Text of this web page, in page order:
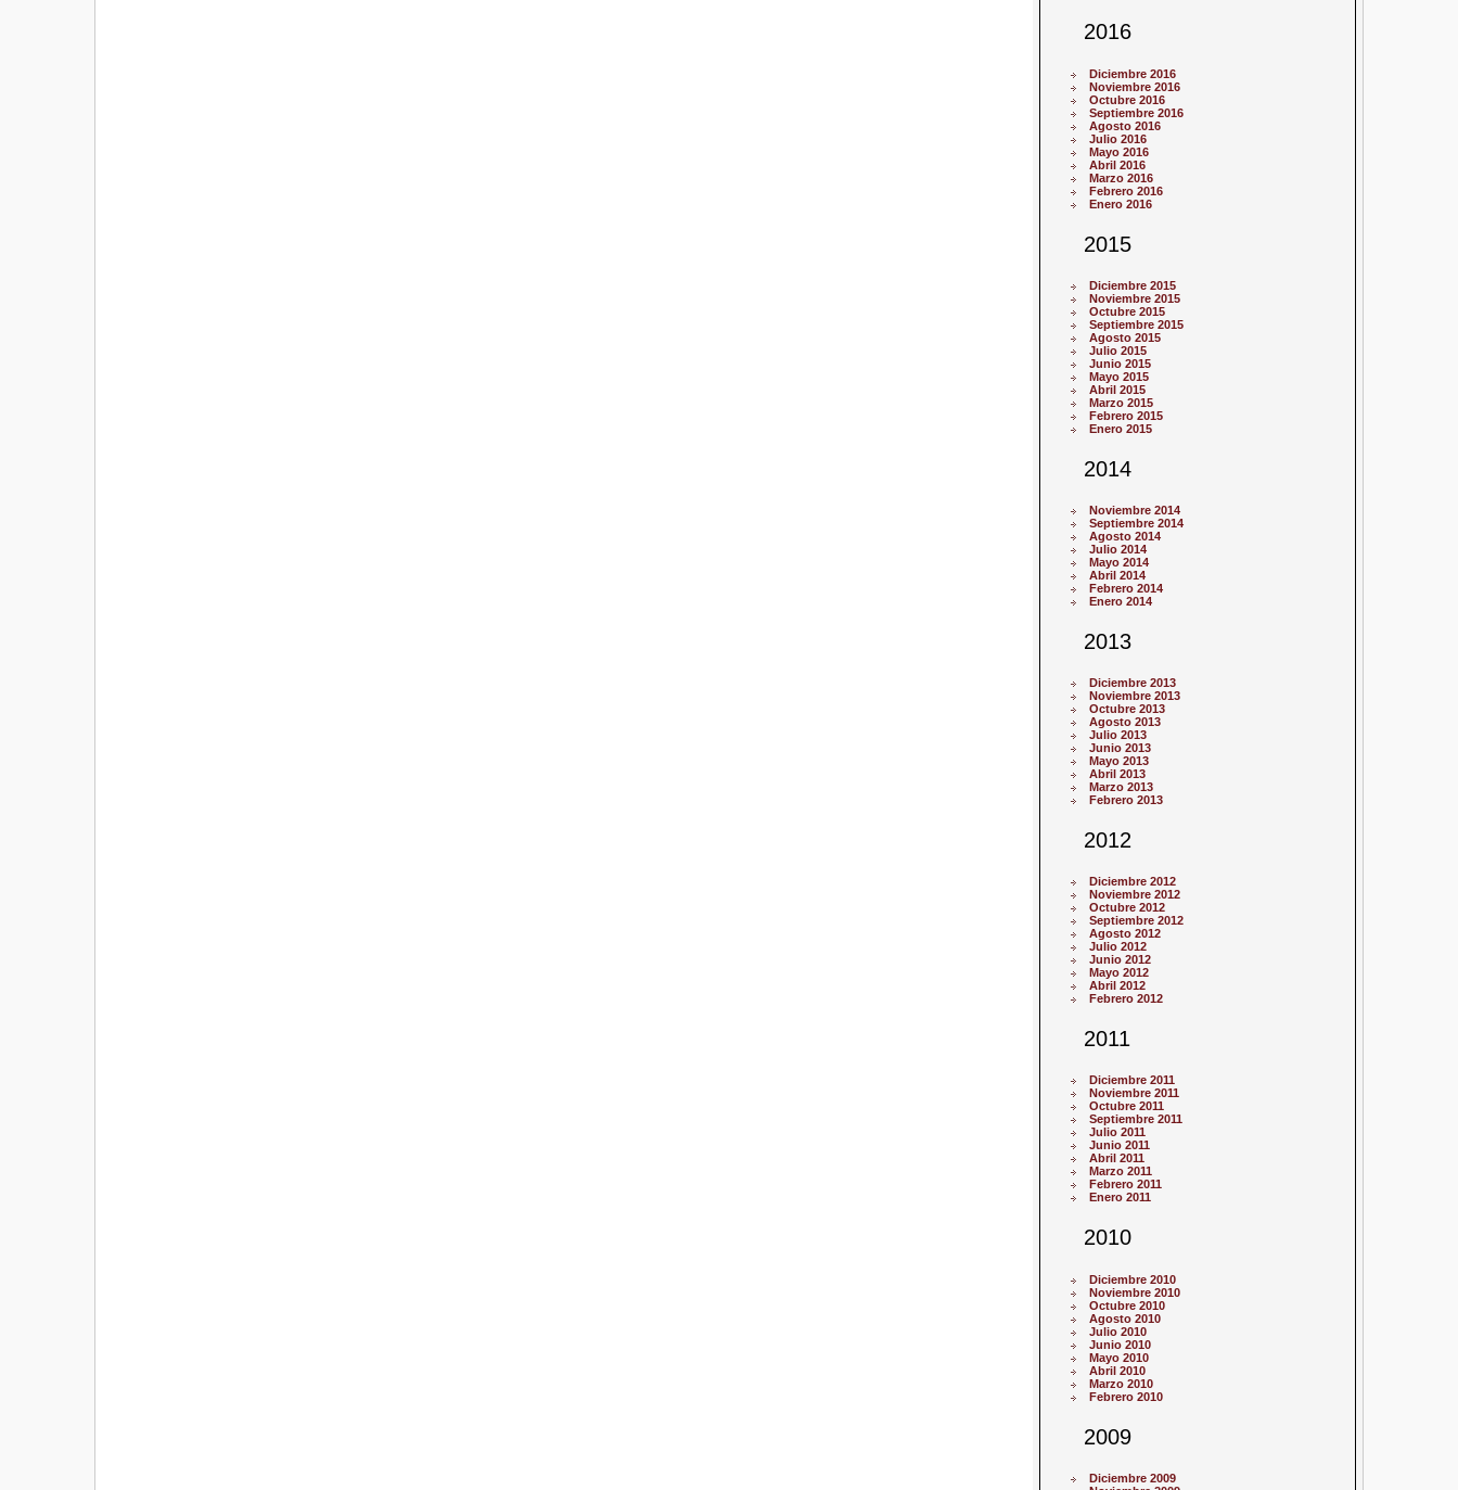
2016
Diciembre 2016
Noviembre 2016
Octubre 2016
Septiembre 2016
Agosto 2016
Julio 2016
Mayo 2016
Abril 2016
Marzo 2016
Febrero 2016
Enero 2016
2015
Diciembre 2015
Noviembre 2015
Octubre 2015
Septiembre 2015
Agosto 2015
Julio 2015
Junio 2015
Mayo 2015
Abril 2015
Marzo 2015
Febrero 2015
Enero 2015
2014
Noviembre 2014
Septiembre 2014
Agosto 2014
Julio 2014
Mayo 2014
Abril 2014
Febrero 2014
Enero 2014
2013
Diciembre 2013
Noviembre 2013
Octubre 2013
Agosto 2013
Julio 2013
Junio 2013
Mayo 2013
Abril 2013
Marzo 2013
Febrero 2013
2012
Diciembre 2012
Noviembre 2012
Octubre 2012
Septiembre 2012
Agosto 2012
Julio 2012
Junio 2012
Mayo 2012
Abril 2012
Febrero 2012
2011
Diciembre 2011
Noviembre 2011
Octubre 2011
Septiembre 2011
Julio 2011
Junio 2011
Abril 2011
Marzo 2011
Febrero 2011
Enero 2011
2010
Diciembre 2010
Noviembre 2010
Octubre 2010
Agosto 2010
Julio 2010
Junio 2010
Mayo 2010
Abril 2010
Marzo 2010
Febrero 2010
2009
Diciembre 2009